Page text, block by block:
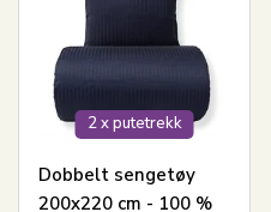
2 x putetrekk
Dobbelt sengetøy
200x220 cm - 100 %